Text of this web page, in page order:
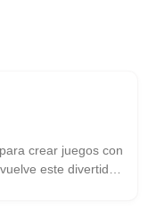
crear juegos con